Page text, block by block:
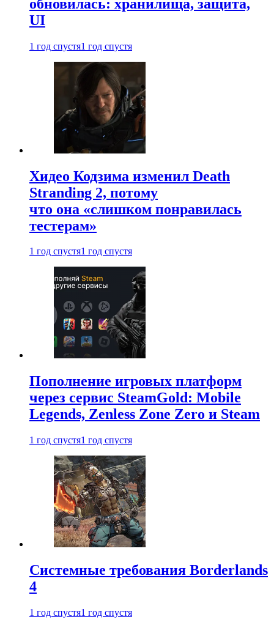
обновилась: хранилища, защита,
UI
1 год спустя1 год спустя
Хидео Кодзима изменил Death
Stranding 2, потому
что она «слишком понравилась
тестерам»
1 год спустя1 год спустя
Пополнение игровых платформ
через сервис SteamGold: Mobile
Legends, Zenless Zone Zero и Steam
1 год спустя1 год спустя
Системные требования Borderlands
4
1 год спустя1 год спустя